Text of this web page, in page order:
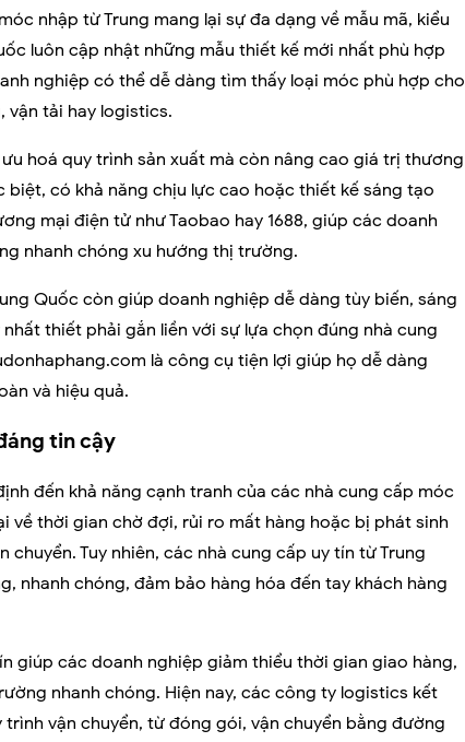
nhập từ Trung mang lại sự đa dạng về mẫu mã, kiểu
luôn cập nhật những mẫu thiết kế mới nhất phù hợp
nghiệp có thể dễ dàng tìm thấy loại móc phù hợp cho
vận tải hay logistics.
hoá quy trình sản xuất mà còn nâng cao giá trị thương
có khả năng chịu lực cao hoặc thiết kế sáng tạo
mại điện tử như Taobao hay 1688, giúp các doanh
nhanh chóng xu hướng thị trường.
Quốc còn giúp doanh nghiệp dễ dàng tùy biến, sáng
thiết phải gắn liền với sự lựa chọn đúng nhà cung
là công cụ tiện lợi giúp họ dễ dàng
và hiệu quả.
tin cậy
đến khả năng cạnh tranh của các nhà cung cấp móc
về thời gian chờ đợi, rủi ro mất hàng hoặc bị phát sinh
Tuy nhiên, các nhà cung cấp uy tín từ Trung
nhanh chóng, đảm bảo hàng hóa đến tay khách hàng
giúp các doanh nghiệp giảm thiểu thời gian giao hàng,
nhanh chóng. Hiện nay, các công ty logistics kết
vận chuyển, từ đóng gói, vận chuyển bằng đường